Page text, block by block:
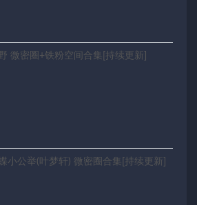
微密圈+铁粉空间合集[持续更新]
小公举(叶梦轩) 微密圈合集[持续更新]